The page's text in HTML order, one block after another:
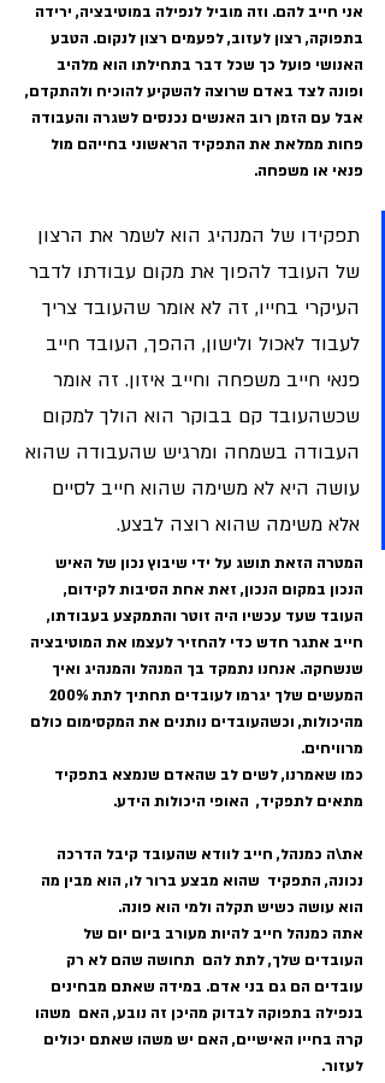
אני חייב להם. וזה מוביל לנפילה במוטיבציה, ירידה
בתפוקה, רצון לעזוב, לפעמים רצון לנקום. הטבע
האנושי פועל כך שכל דבר בתחילתו הוא מלהיב
ופונה לצד באדם שרוצה להשקיע להוכיח ולהתקדם,
אבל עם הזמן רוב האנשים נכנסים לשגרה והעבודה
פחות ממלאת את התפקיד הראשוני בחייהם מול
פנאי או משפחה.
תפקידו של המנהיג הוא לשמר את הרצון
של העובד להפוך את מקום עבודתו לדבר
העיקרי בחייו, זה לא אומר שהעובד צריך
לעבוד לאכול ולישון, ההפך, העובד חייב
פנאי חייב משפחה וחייב איזון. זה אומר
שכשהעובד קם בבוקר הוא הולך למקום
העבודה בשמחה ומרגיש שהעבודה שהוא
עושה היא לא משימה שהוא חייב לסיים
אלא משימה שהוא רוצה לבצע.
המטרה הזאת תושג על ידי שיבוץ נכון של האיש
הנכון במקום הנכון, זאת אחת הסיבות לקידום,
העובד שעד עכשיו היה זוטר והתמקצע בעבודתו,
חייב אתגר חדש כדי להחזיר לעצמו את המוטיבציה
שנשחקה. אנחנו נתמקד בך המנהל והמנהיג ואיך
מהיכולות, וכשהעובדים נותנים את המקסימום כולם
מרוויחים.
כמו שאמרנו, לשים לב שהאדם שנמצא בתפקיד
מתאים לתפקיד,  האופי היכולות הידע.
את\ה כמנהל, חייב לוודא שהעובד קיבל הדרכה
נכונה, התפקיד  שהוא מבצע ברור לו, הוא מבין מה
הוא עושה כשיש תקלה ולמי הוא פונה.
אתה כמנהל חייב להיות מעורב ביום יום של
העובדים שלך, לתת להם  תחושה שהם לא רק
עובדים הם גם בני אדם. במידה שאתם מבחינים
בנפילה בתפוקה לבדוק מהיכן זה נובע, האם  משהו
קרה בחייו האישיים, האם יש משהו שאתם יכולים
לעזור.